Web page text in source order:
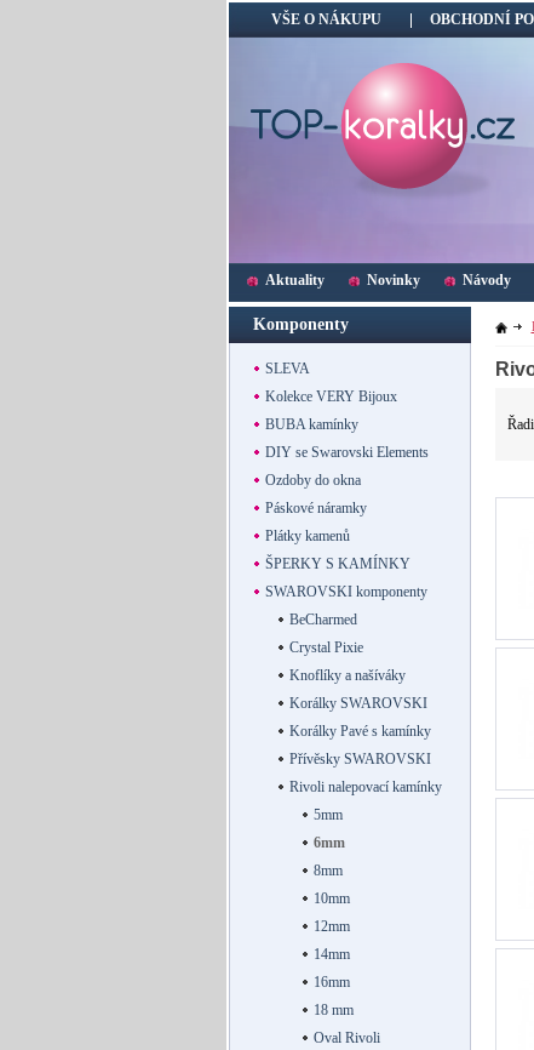
VŠE O NÁKUPU OBCHODNÍ
Aktuality Novinky Návody
Komponenty
SLEVA
Kolekce VERY Bijoux
BUBA kamínky
DIY se Swarovski Elements
Ozdoby do okna
Páskové náramky
Plátky kamenů
ŠPERKY S KAMÍNKY
SWAROVSKI komponenty
BeCharmed
Crystal Pixie
Knoflíky a našíváky
Korálky SWAROVSKI
Korálky Pavé s kamínky
Přívěsky SWAROVSKI
Rivoli nalepovací kamínky
5mm
6mm
8mm
10mm
12mm
14mm
16mm
18 mm
Oval Rivoli